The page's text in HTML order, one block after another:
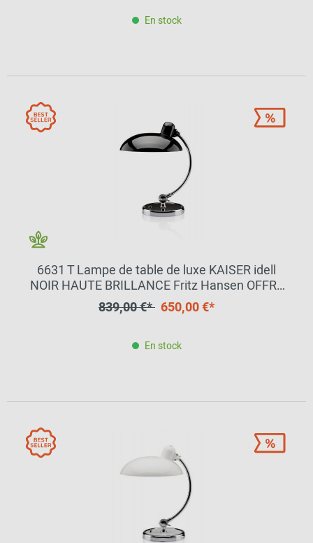
En stock
6631 T Lampe de table de luxe KAISER idell
NOIR HAUTE BRILLANCE Fritz Hansen OFFRE
SPECIALE
839,00 €* 650,00 €*
En stock